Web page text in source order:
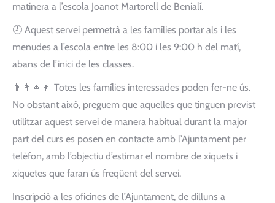
matinera a l’escola Joanot Martorell de Benialí.
🕗 Aquest servei permetrà a les famílies portar als i les
menudes a l’escola entre les 8:00 i les 9:00 h del matí,
abans de l’inici de les classes.
👨‍👩‍👧‍👦 Totes les famílies interessades poden fer-ne ús.
No obstant això, preguem que aquelles que tinguen previst
utilitzar aquest servei de manera habitual durant la major
part del curs es posen en contacte amb l’Ajuntament per
telèfon, amb l’objectiu d’estimar el nombre de xiquets i
xiquetes que faran ús freqüent del servei.
Inscripció a les oficines de l’Ajuntament, de dilluns a